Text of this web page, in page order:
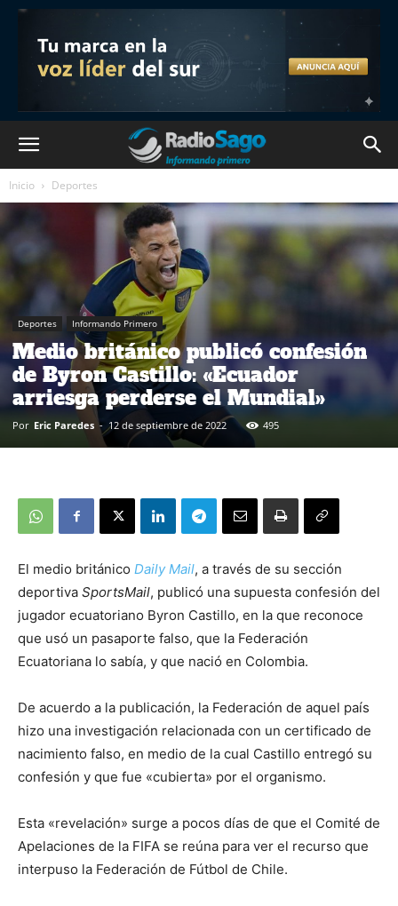
Inicio Deportes
Deportes Informando Primero
Medio británico publicó confesión
de Byron Castillo: «Ecuador
arriesga perderse el Mundial»
Por Eric Paredes - 12 de septiembre de 2022 495
El medio británico Daily Mail, a través de su sección
deportiva SportsMail, publicó una supuesta confesión del
jugador ecuatoriano Byron Castillo, en la que reconoce
que usó un pasaporte falso, que la Federación
Ecuatoriana lo sabía, y que nació en Colombia.
De acuerdo a la publicación, la Federación de aquel país
hizo una investigación relacionada con un certificado de
nacimiento falso, en medio de la cual Castillo entregó su
confesión y que fue «cubierta» por el organismo.
Esta «revelación» surge a pocos días de que el Comité de
Apelaciones de la FIFA se reúna para ver el recurso que
interpuso la Federación de Fútbol de Chile.